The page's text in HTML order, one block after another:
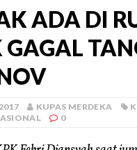
ADA DI
GAGAL
KUPAS MERDEKA
0